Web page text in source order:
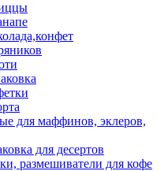
для маффинов, эклеров,
для десертов
размешиватели для кофе